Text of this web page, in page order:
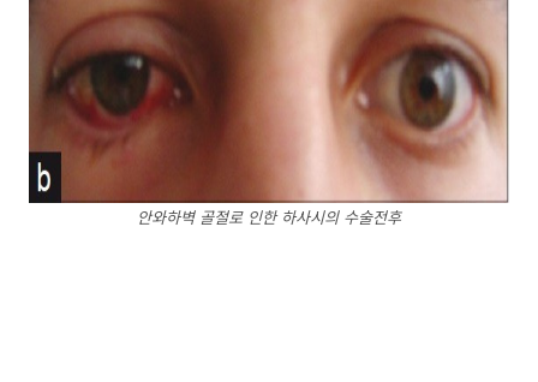
안와하벽 골절로 인한 하사시의 수술전후